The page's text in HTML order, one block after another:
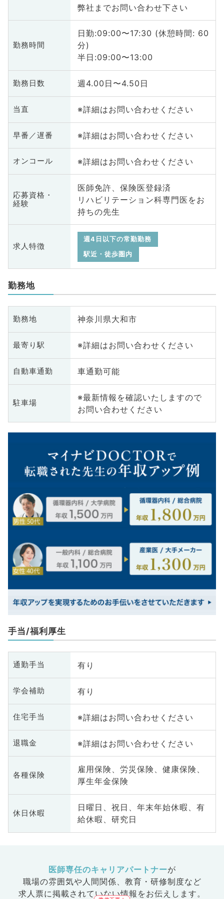
弊社までお問い合わせ下さい
勤務時間
日勤:09:00〜17:30 (休憩時間: 60
分)
半日:09:00〜13:00
勤務日数 週4.00日〜4.50日
当直 ※詳細はお問い合わせください
早番／遅番 ※詳細はお問い合わせください
オンコール ※詳細はお問い合わせください
応募資格・
経験
医師免許、保険医登録済
リハビリテーション科専門医をお
持ちの先生
求人特徴
週4日以下の常勤勤務
駅近・徒歩圏内
勤務地
勤務地 神奈川県大和市
最寄り駅 ※詳細はお問い合わせください
自動車通勤 車通勤可能
駐車場
※最新情報を確認いたしますので
お問い合わせください
手当/福利厚生
通勤手当 有り
学会補助 有り
住宅手当 ※詳細はお問い合わせください
退職金 ※詳細はお問い合わせください
各種保険
雇用保険、労災保険、健康保険、
厚生年金保険
休日休暇
日曜日、祝日、年末年始休暇、有
給休暇、研究日
医師専任のキャリアパートナーが
職場の雰囲気や人間関係、 教育・研修制度など
求人票に掲載されていない情報をお伝えします。